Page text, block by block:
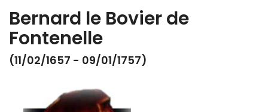
Bernard le Bovier de
Fontenelle
(11/02/1657 - 09/01/1757)